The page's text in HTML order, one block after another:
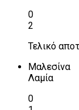
0
2
Τελικό
Μαλεσίνα
Λαμία
0